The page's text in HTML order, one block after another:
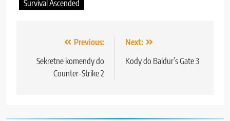
Survival Ascended
Nawigacja
wpisu
Previous:
Sekretne komendy do
Counter-Strike 2
Next:
Kody do Baldur’s Gate 3